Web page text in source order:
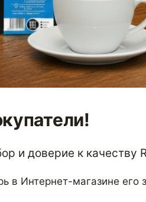
и доверие к качеству
в Интернет-магазине его